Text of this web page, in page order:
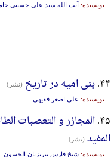
نویسنده: آیت الله سید علی حسینی
۴۴. بنی امیه در تاریخ (نشر)
نویسنده: علی اصغر فقیهی
۴۵. المجازر و التعصبات
المفید (نشر)
نویسنده: شیخ فارس تبریزیان الحسون